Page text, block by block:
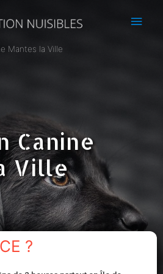
Mantes la Ville
Canine
Ville
?